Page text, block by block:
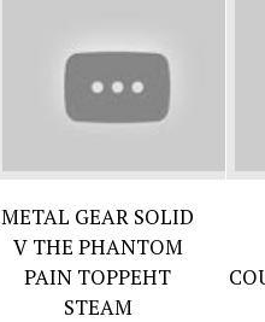
METAL GEAR SOLID
V THE PHANTOM
PAIN ТОРРЕНТ
STEAM